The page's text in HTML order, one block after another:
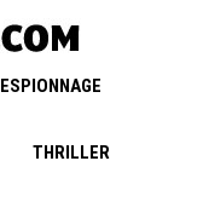
ESPIONNAGE
THRILLER